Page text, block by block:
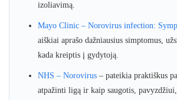
izoliavimą.
Mayo Clinic – Norovirus infection:
aiškiai aprašo dažniausius simptomus,
kada kreiptis į gydytoją.
NHS – Norovirus – pateikia praktiškus
atpažinti ligą ir kaip saugotis,